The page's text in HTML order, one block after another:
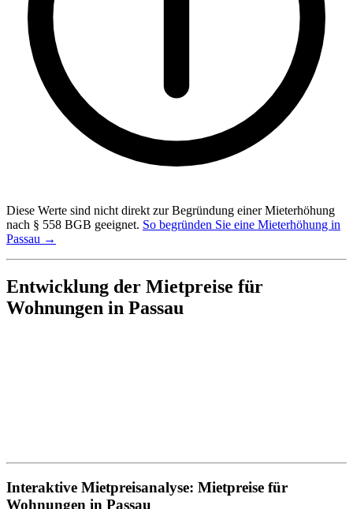
Diese Werte sind nicht direkt zur Begründung einer Mieterhöhung
nach § 558 BGB geeignet. So begründen Sie eine Mieterhöhung in
Passau →
Entwicklung der Mietpreise für
Wohnungen in Passau
Interaktive Mietpreisanalyse: Mietpreise für
Wohnungen in Passau